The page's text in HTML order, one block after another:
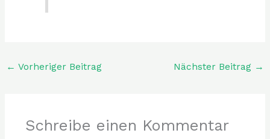
← Vorheriger Beitrag Nächster Beitrag →
Schreibe einen Kommentar